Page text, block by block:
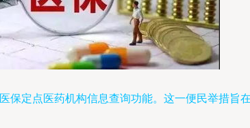
定点医药机构信息查询功能。这一便民举措旨